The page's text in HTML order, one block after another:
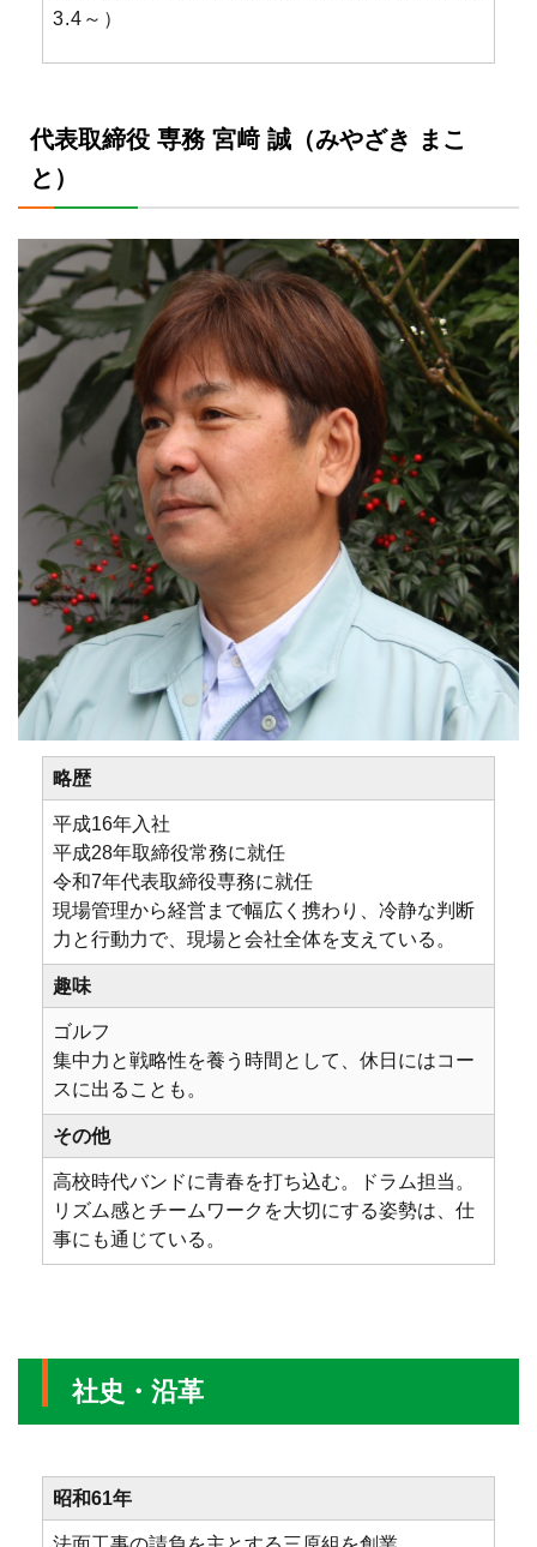
3.4～）
代表取締役 専務 宮﨑 誠（みやざき まこ
と）
略歴
平成16年入社
平成28年取締役常務に就任
令和7年代表取締役専務に就任
現場管理から経営まで幅広く携わり、冷静な判断
力と行動力で、現場と会社全体を支えている。
趣味
ゴルフ
集中力と戦略性を養う時間として、休日にはコー
スに出ることも。
その他
高校時代バンドに青春を打ち込む。ドラム担当。
リズム感とチームワークを大切にする姿勢は、仕
事にも通じている。
社史・沿革
昭和61年